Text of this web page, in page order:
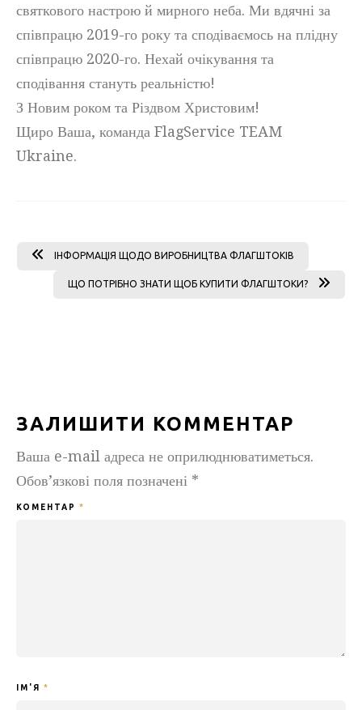
святкового настрою й мирного неба. Ми вдячні за
співпрацю 2019-го року та сподіваємось на плідну
співпрацю 2020-го. Нехай очікування та
сподівання стануть реальністю!
З Новим роком та Різдвом Христовим!
Щиро Ваша, команда FlagService TEAM
Ukraine.
ІНФОРМАЦІЯ ЩОДО ВИРОБНИЦТВА ФЛАГШТОКІВ
ЩО ПОТРІБНО ЗНАТИ ЩОБ КУПИТИ ФЛАГШТОКИ?
ЗАЛИШИТИ КОММЕНТАР
Ваша e-mail адреса не оприлюднюватиметься.
Обов’язкові поля позначені *
КОМЕНТАР *
ІМ'Я *